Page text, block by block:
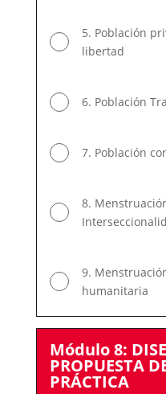
5. Población
libertad
6. Población
7. Población
8.
9.
humanitaria
Módulo 8:
PROPUESTA
PRÁCTICA